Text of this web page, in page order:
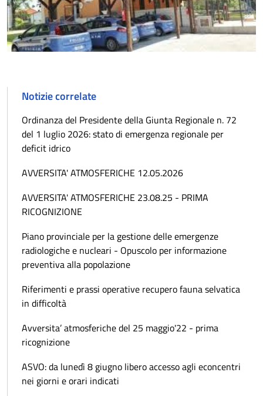
Notizie correlate
Ordinanza del Presidente della Giunta Regionale n. 72
del 1 luglio 2026: stato di emergenza regionale per
deficit idrico
AVVERSITA' ATMOSFERICHE 12.05.2026
AVVERSITA' ATMOSFERICHE 23.08.25 - PRIMA
RICOGNIZIONE
Piano provinciale per la gestione delle emergenze
radiologiche e nucleari - Opuscolo per informazione
preventiva alla popolazione
Riferimenti e prassi operative recupero fauna selvatica
in difficoltà
Avversita’ atmosferiche del 25 maggio'22 - prima
ricognizione
ASVO: da lunedì 8 giugno libero accesso agli econcentri
nei giorni e orari indicati